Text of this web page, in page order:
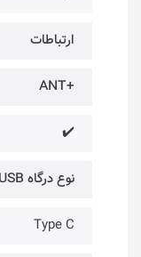
ارتباطات
+ANT
✔️
نوع درگاه USB
Type C